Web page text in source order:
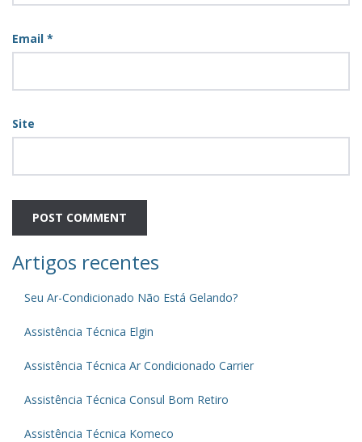
Email *
Site
Artigos recentes
Seu Ar-Condicionado Não Está Gelando?
Assistência Técnica Elgin
Assistência Técnica Ar Condicionado Carrier
Assistência Técnica Consul Bom Retiro
Assistência Técnica Komeco